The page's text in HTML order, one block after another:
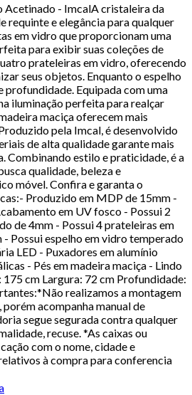
- ImcalA cristaleira da
requinte e elegância para qualquer
em vidro que proporcionam uma
para exibir suas coleções de
prateleiras em vidro, oferecendo
seus objetos. Enquanto o espelho
profundidade. Equipada com uma
iluminação perfeita para realçar
maciça oferecem mais
pela Imcal, é desenvolvido
de alta qualidade garante mais
Combinando estilo e praticidade, é a
qualidade, beleza e
móvel. Confira e garanta o
Produzido em MDP de 15mm -
em UV fosco - Possui 2
de 4mm - Possui 4 prateleiras em
Possui espelho em vidro temperado
LED - Puxadores em alumínio
- Pés em madeira maciça - Lindo
cm Largura: 72 cm Profundidade:
realizamos a montagem
acompanha manual de
segue segurada contra qualquer
recuse. *As caixas ou
com o nome, cidade e
à compra para conferencia